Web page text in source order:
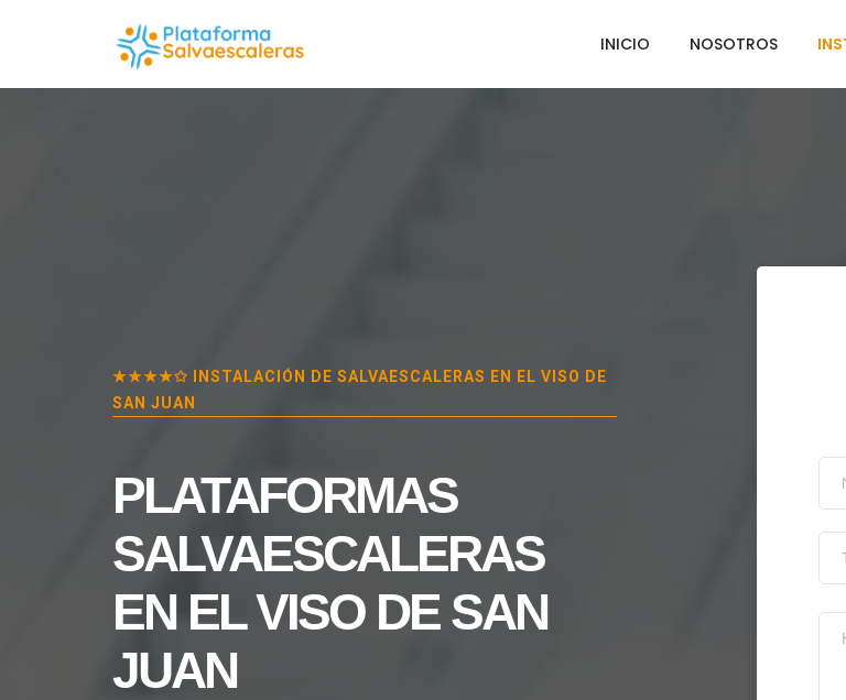
INICIO NOSOTROS
★★★★✩ INSTALACIÓN DE SALVAESCALERAS EN
EL VISO DE
SAN JUAN
PLATAFORMAS
SALVAESCALERAS
EN EL VISO DE SAN
JUAN